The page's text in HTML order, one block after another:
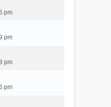
pm
pm
pm
pm